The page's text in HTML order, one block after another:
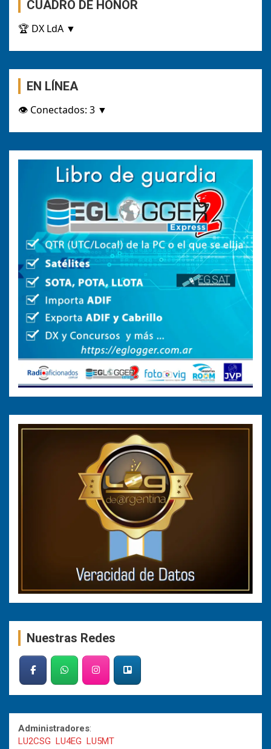
CUADRO DE HONOR
EN LÍNEA
Nuestras Redes
Administradores:
LU2CSG LU4EG LU5MT